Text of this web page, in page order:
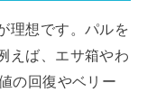
理想です。パルを
えば、エサ箱やわ
の回復やベリー